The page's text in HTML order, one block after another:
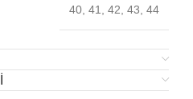
40, 41, 42, 43, 44